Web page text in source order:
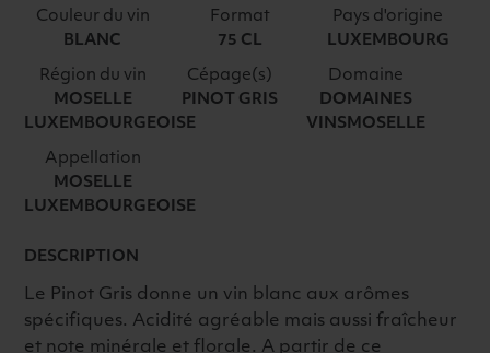
DOMAINES
VINSMOSELLE
Couleur du vin
BLANC
Format
75 CL
Pays d'origine
LUXEMBOURG
Région du vin
MOSELLE
LUXEMBOURGEOISE
Cépage(s)
PINOT GRIS
Domaine
DOMAINES
VINSMOSELLE
Appellation
MOSELLE
LUXEMBOURGEOISE
DESCRIPTION
Le Pinot Gris donne un vin blanc aux arômes
spécifiques. Acidité agréable mais aussi fraîcheur
et note minérale et florale. A partir de ce